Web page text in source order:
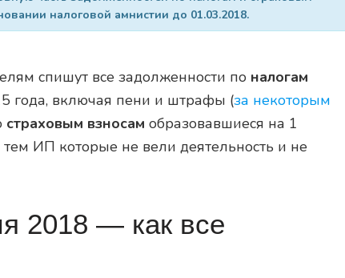
налоговой амнистии до 01.03.2018.
спишут все задолженности по налогам
года, включая пени и штрафы (за некоторым
страховым взносам образовавшиеся на 1
ИП которые не вели деятельность и не
2018 — как все